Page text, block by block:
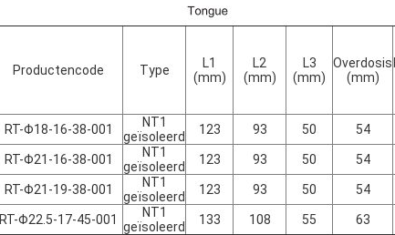
Productencode Type
L1
(mm)
L2
(mm)
L3
(mm)
Overdosis
(mm)
RT-Φ18-16-38-001
NT1
geïsoleerd
123 93 50 54
RT-Φ21-16-38-001
NT1
geïsoleerd
123 93 50 54
RT-Φ21-19-38-001
NT1
geïsoleerd
123 93 50 54
RT-Φ22.5-17-45-001
NT1
geïsoleerd
133 108 55 63